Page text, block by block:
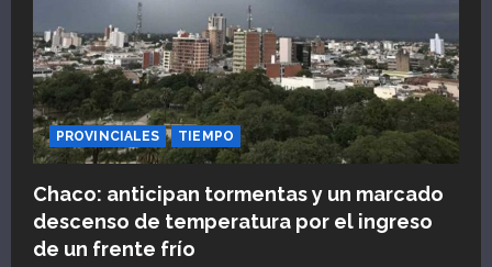
PROVINCIALES TIEMPO
Chaco: anticipan tormentas y un marcado
descenso de temperatura por el ingreso
de un frente frío